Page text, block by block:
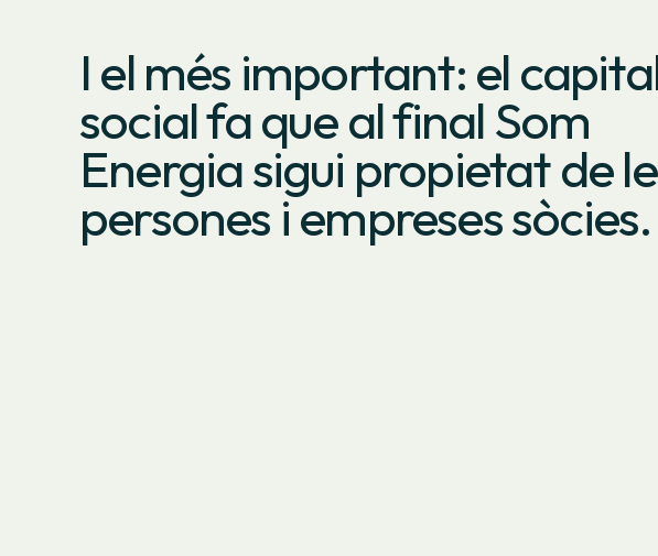
I el més important: el
social fa que al final Som
Energia sigui propietat de
persones i empreses sòcies.